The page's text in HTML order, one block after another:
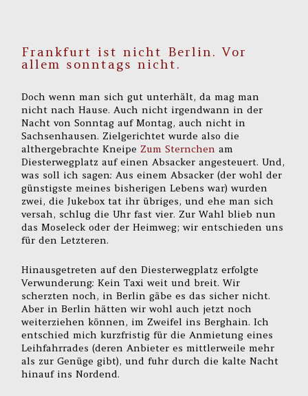
Frankfurt ist nicht Berlin. Vor
allem sonntags nicht.
Doch wenn man sich gut unterhält, da mag man
nicht nach Hause. Auch nicht irgendwann in der
Nacht von Sonntag auf Montag, auch nicht in
Sachsenhausen. Zielgerichtet wurde also die
althergebrachte KneipeZum Sternchen am
Diesterwegplatz auf einen Absacker angesteuert. Und,
was soll ich sagen: Aus einem Absacker (der wohl der
günstigste meines bisherigen Lebens war) wurden
zwei, die Jukebox tat ihr übriges, und ehe man sich
versah, schlug die Uhr fast vier. Zur Wahl blieb nun
das Moseleck oder der Heimweg; wir entschieden uns
für den Letzteren.
Hinausgetreten auf den Diesterwegplatz erfolgte
Verwunderung: Kein Taxi weit und breit. Wir
scherzten noch, in Berlin gäbe es das sicher nicht.
Aber in Berlin hätten wir wohl auch jetzt noch
weiterziehen können, im Zweifel ins Berghain. Ich
entschied mich kurzfristig für die Anmietung eines
Leihfahrrades (deren Anbieter es mittlerweile mehr
als zur Genüge gibt), und fuhr durch die kalte Nacht
hinauf ins Nordend.